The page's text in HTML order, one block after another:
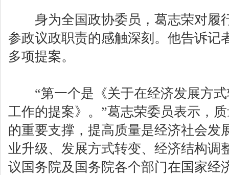
身为全国政协委员，葛志荣对履
参政议政职责的感触深刻。他告诉记
多项提案。
“第一个是《关于在经济发展方式
工作的提案》。”葛志荣委员表示，
的重要支撑，提高质量是经济社会发
业升级、发展方式转变、经济结构调
议国务院及国务院各个部门在国家经